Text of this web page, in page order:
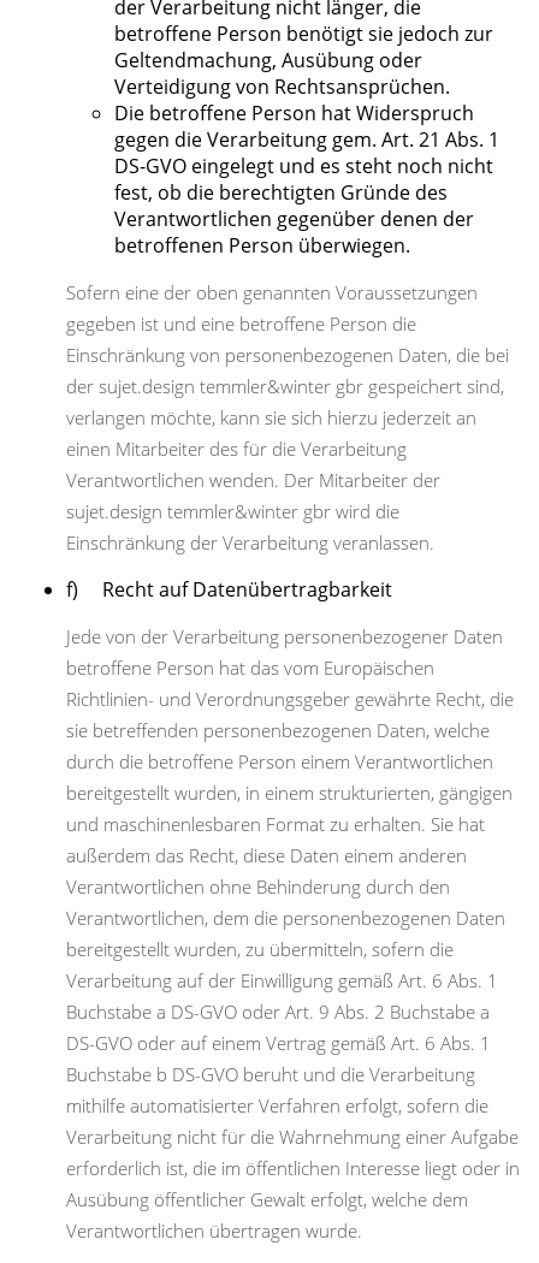
der Verarbeitung nicht länger, die
betroffene Person benötigt sie jedoch zur
Geltendmachung, Ausübung oder
Verteidigung von Rechtsansprüchen.
Die betroffene Person hat Widerspruch
gegen die Verarbeitung gem. Art. 21 Abs. 1
DS-GVO eingelegt und es steht noch nicht
fest, ob die berechtigten Gründe des
Verantwortlichen gegenüber denen der
betroffenen Person überwiegen.
Sofern eine der oben genannten Voraussetzungen
gegeben ist und eine betroffene Person die
Einschränkung von personenbezogenen Daten, die bei
der sujet.design temmler&winter gbr gespeichert sind,
verlangen möchte, kann sie sich hierzu jederzeit an
einen Mitarbeiter des für die Verarbeitung
Verantwortlichen wenden. Der Mitarbeiter der
sujet.design temmler&winter gbr wird die
Einschränkung der Verarbeitung veranlassen.
f) Recht auf Datenübertragbarkeit
Jede von der Verarbeitung personenbezogener Daten
betroffene Person hat das vom Europäischen
Richtlinien- und Verordnungsgeber gewährte Recht, die
sie betreffenden personenbezogenen Daten, welche
durch die betroffene Person einem Verantwortlichen
bereitgestellt wurden, in einem strukturierten, gängigen
und maschinenlesbaren Format zu erhalten. Sie hat
außerdem das Recht, diese Daten einem anderen
Verantwortlichen ohne Behinderung durch den
Verantwortlichen, dem die personenbezogenen Daten
bereitgestellt wurden, zu übermitteln, sofern die
Verarbeitung auf der Einwilligung gemäß Art. 6 Abs. 1
Buchstabe a DS-GVO oder Art. 9 Abs. 2 Buchstabe a
DS-GVO oder auf einem Vertrag gemäß Art. 6 Abs. 1
Buchstabe b DS-GVO beruht und die Verarbeitung
mithilfe automatisierter Verfahren erfolgt, sofern die
Verarbeitung nicht für die Wahrnehmung einer Aufgabe
erforderlich ist, die im öffentlichen Interesse liegt oder in
Ausübung öffentlicher Gewalt erfolgt, welche dem
Verantwortlichen übertragen wurde.